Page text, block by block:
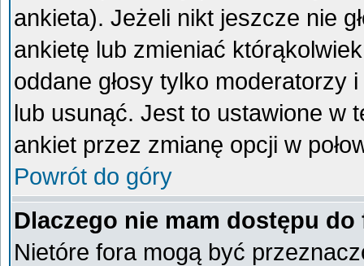
ankieta). Jeżeli nikt jeszcze nie
ankietę lub zmieniać
oddane głosy tylko moderatorzy
lub usunąć. Jest to ustawione w
ankiet przez zmianę opcji w
Powrót do góry
Dlaczego nie mam dostępu
Nietóre fora mogą być